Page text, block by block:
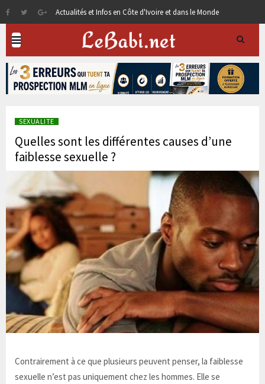
Actualités et Infos en Côte d'Ivoire et dans le Monde
SEXUALITE
Quelles sont les différentes causes d’une
faiblesse sexuelle ?
Contrairement à ce que plusieurs peuvent penser, la faiblesse
sexuelle n’est pas uniquement chez les hommes. Elle se